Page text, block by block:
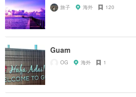
旅子 海外 120
Guam
OG 海外 1